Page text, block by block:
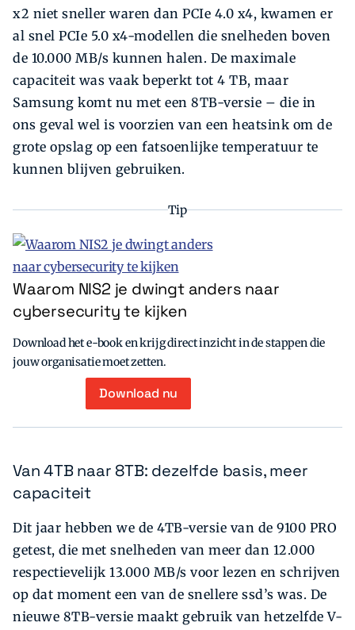
x2 niet sneller waren dan PCIe 4.0 x4, kwamen er
al snel PCIe 5.0 x4-modellen die snelheden boven
de 10.000 MB/s kunnen halen. De maximale
capaciteit was vaak beperkt tot 4 TB, maar
Samsung komt nu met een 8TB-versie – die in
ons geval wel is voorzien van een heatsink om de
grote opslag op een fatsoenlijke temperatuur te
kunnen blijven gebruiken.
Tip
Waarom NIS2 je dwingt anders naar
cybersecurity te kijken
Download het e-book en krijg direct inzicht in de stappen die
jouw organisatie moet zetten.
Download nu
Van 4TB naar 8TB: dezelfde basis, meer
capaciteit
Dit jaar hebben we de 4TB-versie van de 9100 PRO
getest, die met snelheden van meer dan 12.000
respectievelijk 13.000 MB/s voor lezen en schrijven
op dat moment een van de snellere ssd’s was. De
nieuwe 8TB-versie maakt gebruik van hetzelfde V-